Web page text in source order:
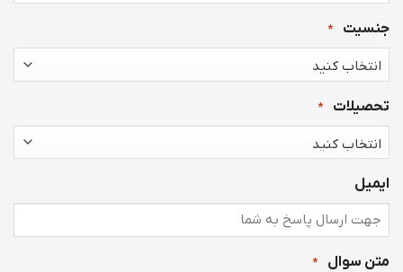
جنسیت *
تحصیلات *
ایمیل
متن سوال *